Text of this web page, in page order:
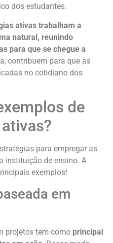
dos estudantes.
ativas trabalham a
natural, reunindo
para que se chegue a
contribuem para que as
no cotidiano dos
de
para empregar as
instituição de ensino. A
exemplos!
em
projetos tem como principal